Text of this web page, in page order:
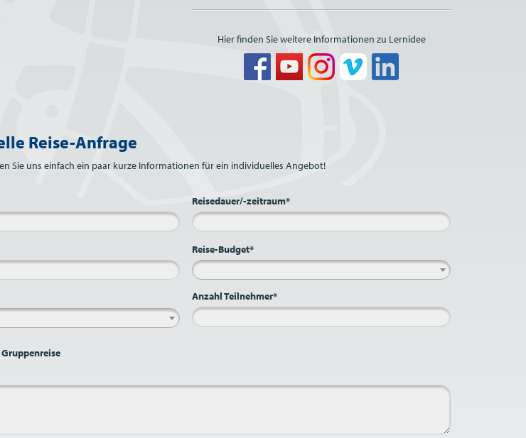
Hier finden Sie weitere Informationen zu Lernidee
Reise-Anfrage
Sie uns einfach ein paar kurze Informationen für ein individuelles Angebot!
Reisedauer/-zeitraum*
Reise-Budget*
Anzahl Teilnehmer*
Gruppenreise